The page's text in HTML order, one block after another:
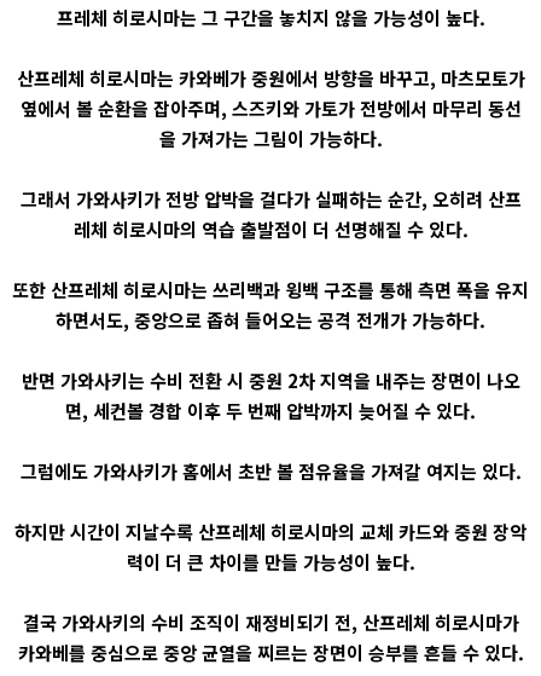
프레체 히로시마는 그 구간을 놓치지 않을 가능성이 높다.
산프레체 히로시마는 카와베가 중원에서 방향을 바꾸고, 마츠모토가
옆에서 볼 순환을 잡아주며, 스즈키와 가토가 전방에서 마무리 동선
을 가져가는 그림이 가능하다.
그래서 가와사키가 전방 압박을 걸다가 실패하는 순간, 오히려 산프
레체 히로시마의 역습 출발점이 더 선명해질 수 있다.
또한 산프레체 히로시마는 쓰리백과 윙백 구조를 통해 측면 폭을 유지
하면서도, 중앙으로 좁혀 들어오는 공격 전개가 가능하다.
반면 가와사키는 수비 전환 시 중원 2차 지역을 내주는 장면이 나오
면, 세컨볼 경합 이후 두 번째 압박까지 늦어질 수 있다.
그럼에도 가와사키가 홈에서 초반 볼 점유율을 가져갈 여지는 있다.
하지만 시간이 지날수록 산프레체 히로시마의 교체 카드와 중원 장악
력이 더 큰 차이를 만들 가능성이 높다.
결국 가와사키의 수비 조직이 재정비되기 전, 산프레체 히로시마가
카와베를 중심으로 중앙 균열을 찌르는 장면이 승부를 흔들 수 있다.